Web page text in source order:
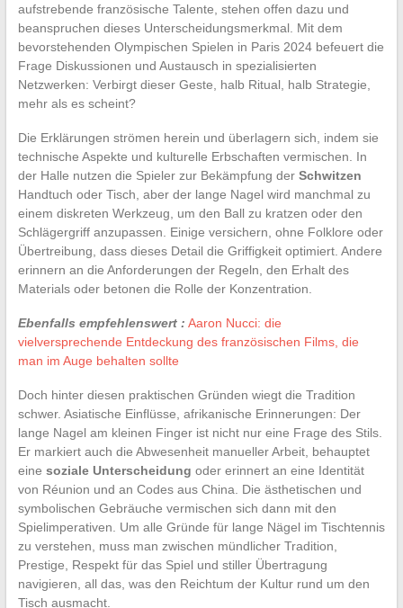
aufstrebende französische Talente, stehen offen dazu und
beanspruchen dieses Unterscheidungsmerkmal. Mit dem
bevorstehenden Olympischen Spielen in Paris 2024 befeuert die
Frage Diskussionen und Austausch in spezialisierten
Netzwerken: Verbirgt dieser Geste, halb Ritual, halb Strategie,
mehr als es scheint?
Die Erklärungen strömen herein und überlagern sich, indem sie
technische Aspekte und kulturelle Erbschaften vermischen. In
der Halle nutzen die Spieler zur Bekämpfung der Schwitzen
Handtuch oder Tisch, aber der lange Nagel wird manchmal zu
einem diskreten Werkzeug, um den Ball zu kratzen oder den
Schlägergriff anzupassen. Einige versichern, ohne Folklore oder
Übertreibung, dass dieses Detail die Griffigkeit optimiert. Andere
erinnern an die Anforderungen der Regeln, den Erhalt des
Materials oder betonen die Rolle der Konzentration.
Ebenfalls empfehlenswert : Aaron Nucci: die
vielversprechende Entdeckung des französischen Films, die
man im Auge behalten sollte
Doch hinter diesen praktischen Gründen wiegt die Tradition
schwer. Asiatische Einflüsse, afrikanische Erinnerungen: Der
lange Nagel am kleinen Finger ist nicht nur eine Frage des Stils.
Er markiert auch die Abwesenheit manueller Arbeit, behauptet
eine soziale Unterscheidung oder erinnert an eine Identität
von Réunion und an Codes aus China. Die ästhetischen und
symbolischen Gebräuche vermischen sich dann mit den
Spielimperativen. Um alle Gründe für lange Nägel im Tischtennis
zu verstehen, muss man zwischen mündlicher Tradition,
Prestige, Respekt für das Spiel und stiller Übertragung
navigieren, all das, was den Reichtum der Kultur rund um den
Tisch ausmacht.